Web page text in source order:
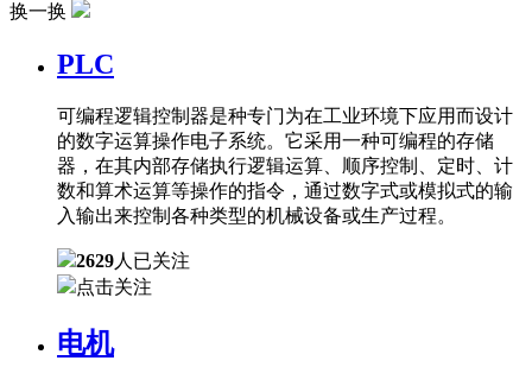
换一换
PLC
可编程逻辑控制器是种专门为在工业环境下应用而设计
的数字运算操作电子系统。它采用一种可编程的存储
器，在其内部存储执行逻辑运算、顺序控制、定时、计
数和算术运算等操作的指令，通过数字式或模拟式的输
入输出来控制各种类型的机械设备或生产过程。
2629人已关注
点击关注
电机